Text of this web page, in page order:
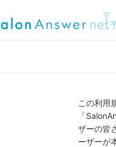
この利用
「
ザーの皆
ーザーが